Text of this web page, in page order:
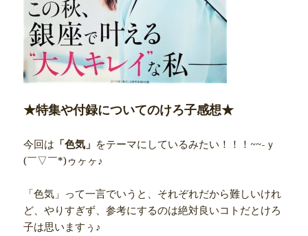
★特集や付録についてのけろ子感想★
今回は 「色気」 をテーマにしているみたい！！！~~-ｙ
(￣▽￣*)ゥヶヶ♪
「色気」って一言でいうと、それぞれだから難しいけれ
ど、やりすぎず、参考にするのは絶対良いコトだとけろ
子は思いますぅ♪